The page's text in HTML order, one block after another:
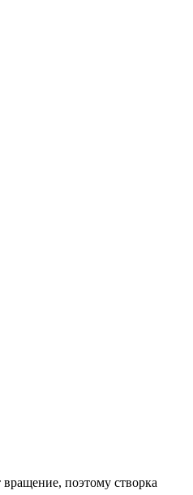
поэтому створка